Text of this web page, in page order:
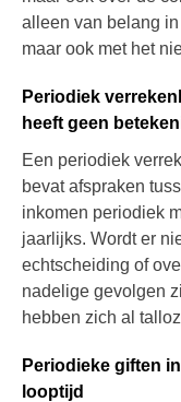
alleen van belang
maar ook met het
Periodiek
heeft geen
Een periodiek
bevat afspraken
inkomen periodiek
jaarlijks. Wordt er
echtscheiding of
nadelige gevolgen
hebben zich al
Periodieke giften
looptijd